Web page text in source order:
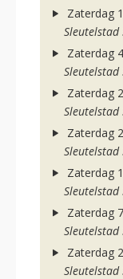
Zaterdag
Sleutelstad
Zaterdag
Sleutelstad
Zaterdag
Sleutelstad
Zaterdag
Sleutelstad
Zaterdag
Sleutelstad
Zaterdag
Sleutelstad
Zaterdag
Sleutelstad